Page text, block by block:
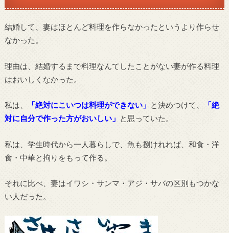
結婚して、妻はほとんど料理を作らなかったというより作らせ
なかった。
理由は、結婚するまで料理なんてしたことがない妻が作る料理
はおいしくなかった。
私は、 「絶対にこいつは料理ができない」 と決めつけて、
「絶
対に自分で作った方がおいしい」 と思っていた。
私は、学生時代から一人暮らしで、魚も捌けれれば、和食・洋
食・中華と拘りをもって作る。
それに比べ、妻はイワシ・サンマ・アジ・サバの区別もつかな
い人だった。